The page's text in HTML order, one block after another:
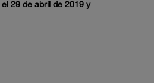
29 de abril de 2019 y